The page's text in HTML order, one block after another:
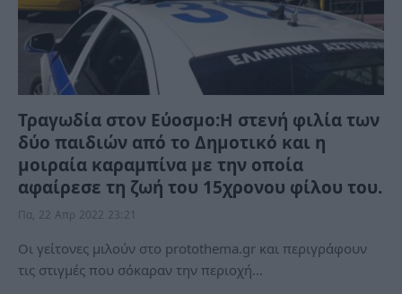
Τραγωδία στον Εύοσμο:Η στενή φιλία των
δύο παιδιών από το Δημοτικό και η
μοιραία καραμπίνα με την οποία
αφαίρεσε τη ζωή του 15χρονου φίλου του.
Πα, 22 Απρ 2022 23:21
Οι γείτονες μιλούν στο protothema.gr και περιγράφουν
τις στιγμές που σόκαραν την περιοχή…